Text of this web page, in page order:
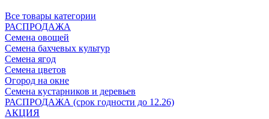
Все товары категории
РАСПРОДАЖА
Семена овощей
Семена бахчевых культур
Семена ягод
Семена цветов
Огород на окне
Семена кустарников и деревьев
РАСПРОДАЖА (срок годности до 12.26)
АКЦИЯ